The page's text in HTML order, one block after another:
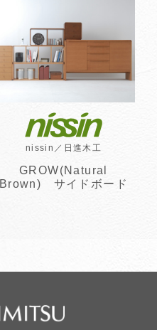
nissin／日進木工
GROW(Natural
Brown) サイドボード